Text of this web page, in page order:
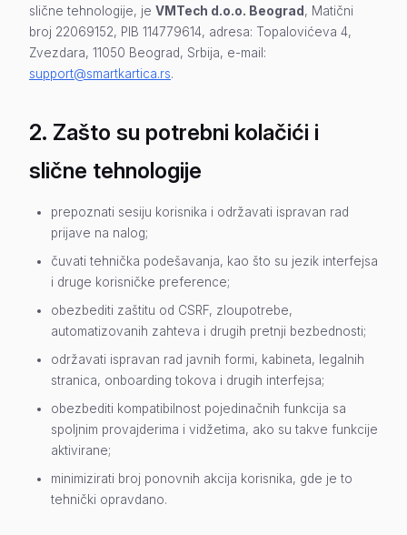
slične tehnologije, je VMTech d.o.o. Beograd , Matični
broj 22069152, PIB 114779614, adresa: Topalovićeva 4,
Zvezdara, 11050 Beograd, Srbija, e-mail:
support@smartkartica.rs.
2. Zašto su potrebni kolačići i
slične tehnologije
prepoznati sesiju korisnika i održavati ispravan rad
prijave na nalog;
čuvati tehnička podešavanja, kao što su jezik interfejsa
i druge korisničke preference;
obezbediti zaštitu od CSRF, zloupotrebe,
automatizovanih zahteva i drugih pretnji bezbednosti;
održavati ispravan rad javnih formi, kabineta, legalnih
stranica, onboarding tokova i drugih interfejsa;
obezbediti kompatibilnost pojedinačnih funkcija sa
spoljnim provajderima i vidžetima, ako su takve funkcije
aktivirane;
minimizirati broj ponovnih akcija korisnika, gde je to
tehnički opravdano.